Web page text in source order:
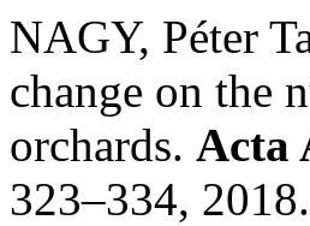
NAGY, Péter
change on the
orchards. Acta
323–334,